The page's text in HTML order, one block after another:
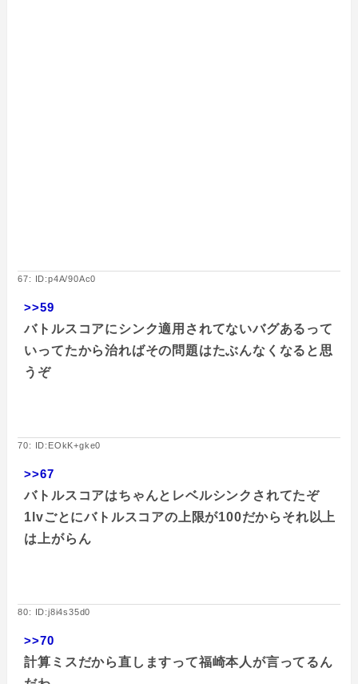
67: ID:p4A/90Ac0
>>59
バトルスコアにシンク適用されてないバグあるって
いってたから治ればその問題はたぶんなくなると思
うぞ
70: ID:EOkK+gke0
>>67
バトルスコアはちゃんとレベルシンクされてたぞ
1lvごとにバトルスコアの上限が100だからそれ以上
は上がらん
80: ID:j8i4s35d0
>>70
計算ミスだから直しますって福崎本人が言ってるん